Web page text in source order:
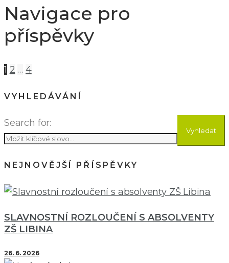
Navigace pro
příspěvky
1 2 … 4
VYHLEDÁVÁNÍ
Search for:
Vyhledat
NEJNOVĚJŠÍ PŘÍSPĚVKY
SLAVNOSTNÍ ROZLOUČENÍ S ABSOLVENTY
ZŠ LIBINA
26. 6. 2026